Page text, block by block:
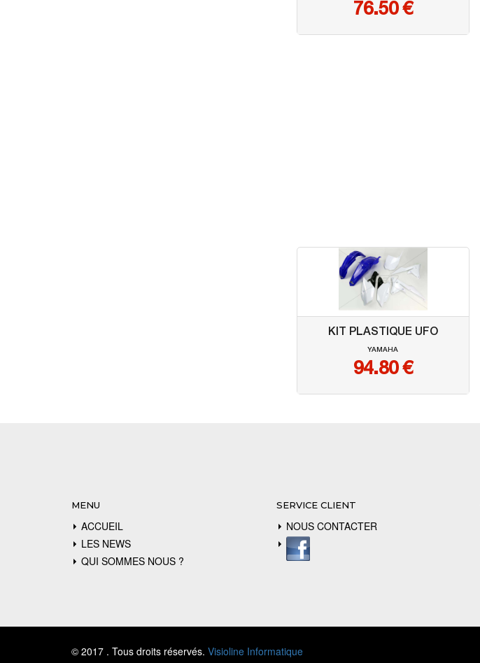
76.50€
KIT PLASTIQUE UFO
YAMAHA
94.80€
MENU
ACCUEIL
LES NEWS
QUI SOMMES NOUS ?
SERVICE CLIENT
NOUS CONTACTER
© 2017 . Tous droits réservés. Visioline Informatique